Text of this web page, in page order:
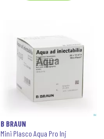
B BRAUN
Mini Plasco Aqua Pro Inj